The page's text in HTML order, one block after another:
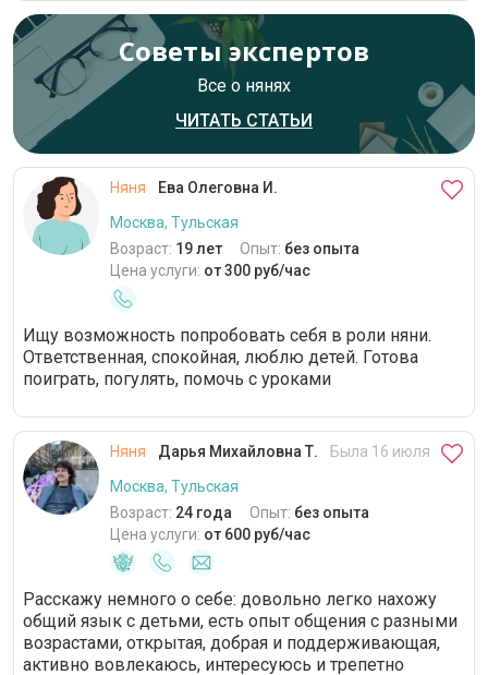
Советы экспертов
Все о нянях
ЧИТАТЬ СТАТЬИ
Няня
Ева Олеговна И.
Москва, Тульская
Возраст: 19 лет Опыт: без опыта
Цена услуги: от 300 руб/час
Ищу возможность попробовать себя в роли няни.
Ответственная, спокойная, люблю детей. Готова
поиграть, погулять, помочь с уроками
Няня Дарья Михайловна Т.
Была 16 июля
Москва, Тульская
Возраст: 24 года Опыт: без опыта
Цена услуги: от 600 руб/час
Расскажу немного о себе: довольно легко нахожу
общий язык с детьми, есть опыт общения с разными
возрастами, открытая, добрая и поддерживающая,
активно вовлекаюсь, интересуюсь и трепетно